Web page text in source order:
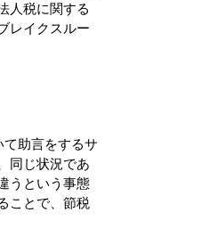
人税に関する
レイクスルー
助言をするサ
同じ状況であ
うという事態
ことで、節税